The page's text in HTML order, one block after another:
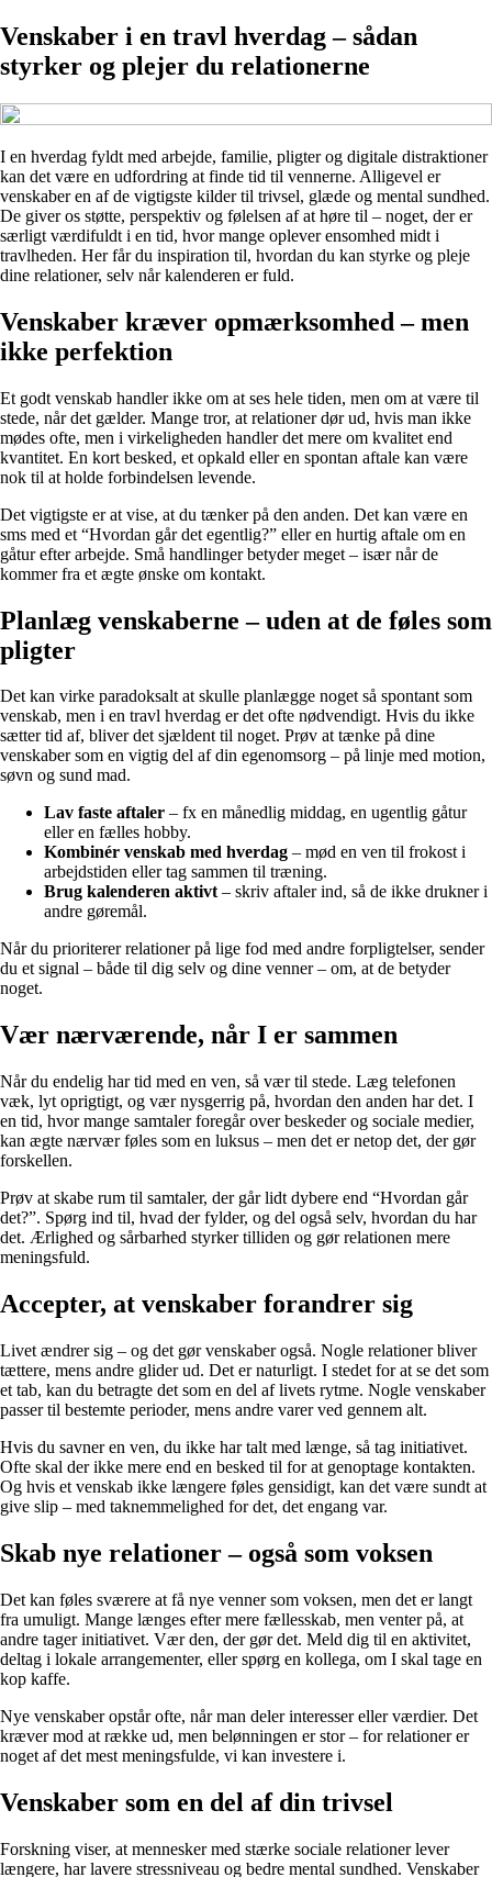
Venskaber i en travl hverdag – sådan
styrker og plejer du relationerne
I en hverdag fyldt med arbejde, familie, pligter og digitale distraktioner
kan det være en udfordring at finde tid til vennerne. Alligevel er
venskaber en af de vigtigste kilder til trivsel, glæde og mental sundhed.
De giver os støtte, perspektiv og følelsen af at høre til – noget, der er
særligt værdifuldt i en tid, hvor mange oplever ensomhed midt i
travlheden. Her får du inspiration til, hvordan du kan styrke og pleje
dine relationer, selv når kalenderen er fuld.
Venskaber kræver opmærksomhed – men
ikke perfektion
Et godt venskab handler ikke om at ses hele tiden, men om at være til
stede, når det gælder. Mange tror, at relationer dør ud, hvis man ikke
mødes ofte, men i virkeligheden handler det mere om kvalitet end
kvantitet. En kort besked, et opkald eller en spontan aftale kan være
nok til at holde forbindelsen levende.
Det vigtigste er at vise, at du tænker på den anden. Det kan være en
sms med et “Hvordan går det egentlig?” eller en hurtig aftale om en
gåtur efter arbejde. Små handlinger betyder meget – især når de
kommer fra et ægte ønske om kontakt.
Planlæg venskaberne – uden at de føles som
pligter
Det kan virke paradoksalt at skulle planlægge noget så spontant som
venskab, men i en travl hverdag er det ofte nødvendigt. Hvis du ikke
sætter tid af, bliver det sjældent til noget. Prøv at tænke på dine
venskaber som en vigtig del af din egenomsorg – på linje med motion,
søvn og sund mad.
Lav faste aftaler – fx en månedlig middag, en ugentlig gåtur
eller en fælles hobby.
Kombinér venskab med hverdag – mød en ven til frokost i
arbejdstiden eller tag sammen til træning.
Brug kalenderen aktivt– skriv aftaler ind, så de ikke drukner i
andre gøremål.
Når du prioriterer relationer på lige fod med andre forpligtelser, sender
du et signal – både til dig selv og dine venner – om, at de betyder
noget.
Vær nærværende, når I er sammen
Når du endelig har tid med en ven, så vær til stede. Læg telefonen
væk, lyt oprigtigt, og vær nysgerrig på, hvordan den anden har det. I
en tid, hvor mange samtaler foregår over beskeder og sociale medier,
kan ægte nærvær føles som en luksus – men det er netop det, der gør
forskellen.
Prøv at skabe rum til samtaler, der går lidt dybere end “Hvordan går
det?”. Spørg ind til, hvad der fylder, og del også selv, hvordan du har
det. Ærlighed og sårbarhed styrker tilliden og gør relationen mere
meningsfuld.
Accepter, at venskaber forandrer sig
Livet ændrer sig – og det gør venskaber også. Nogle relationer bliver
tættere, mens andre glider ud. Det er naturligt. I stedet for at se det som
et tab, kan du betragte det som en del af livets rytme. Nogle venskaber
passer til bestemte perioder, mens andre varer ved gennem alt.
Hvis du savner en ven, du ikke har talt med længe, så tag initiativet.
Ofte skal der ikke mere end en besked til for at genoptage kontakten.
Og hvis et venskab ikke længere føles gensidigt, kan det være sundt at
give slip – med taknemmelighed for det, det engang var.
Skab nye relationer – også som voksen
Det kan føles sværere at få nye venner som voksen, men det er langt
fra umuligt. Mange længes efter mere fællesskab, men venter på, at
andre tager initiativet. Vær den, der gør det. Meld dig til en aktivitet,
deltag i lokale arrangementer, eller spørg en kollega, om I skal tage en
kop kaffe.
Nye venskaber opstår ofte, når man deler interesser eller værdier. Det
kræver mod at række ud, men belønningen er stor – for relationer er
noget af det mest meningsfulde, vi kan investere i.
Venskaber som en del af din trivsel
Forskning viser, at mennesker med stærke sociale relationer lever
længere, har lavere stressniveau og bedre mental sundhed. Venskaber